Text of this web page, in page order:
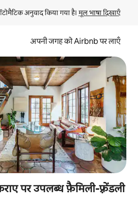
अनुवाद किया गया है। मूल भाषा दिखाएँ
अपनी जगह को Airbnb पर लाएँ
पर उपलब्ध फ़ैमिली-फ़्रेंडली